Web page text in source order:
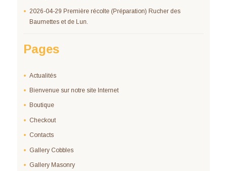
2026-04-29 Première récolte (Préparation) Rucher des
Baumettes et de Lun.
Pages
Actualités
Bienvenue sur notre site Internet
Boutique
Checkout
Contacts
Gallery Cobbles
Gallery Masonry